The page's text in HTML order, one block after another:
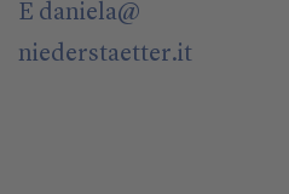
E daniela@
niederstaetter.it